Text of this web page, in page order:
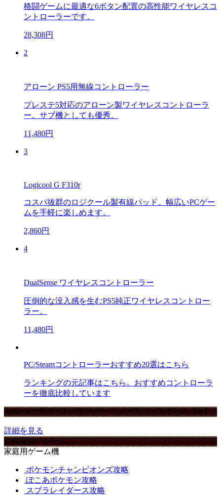
格闘ゲームに最適な6ボタン配置の高性能ワイヤレスコ
ントローラーです。
28,308円
2
アローン PS5用無線コントローラー
プレステ5対応のアローン製ワイヤレスコントローラ
ー。サブ機としても優秀。
11,480円
3
Logicool G F310r
コスパ抜群のロジクール製有線パッド。幅広いPCゲー
ムを手軽に楽しめます。
2,860円
4
DualSense ワイヤレスコントローラー
圧倒的な没入感を生むPS5純正ワイヤレスコントロー
ラー。
11,480円
PC/Steamコントローラーおすすめ20選はこちら
ランキングの元記事はこちら。おすすめコントローラ
ーを徹底比較しています
Amazonで買えるおすすめゲーミングデバイスまとめ【ad】
詳細を見る
攻略取扱いゲーム
家庭用ゲーム機
ポケモンチャンピオンズ攻略
ぽこあポケモン攻略
スプラレイダース攻略